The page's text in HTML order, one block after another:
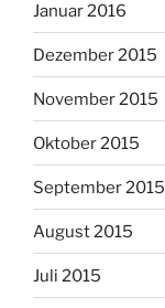
Januar 2016
Dezember 2015
November 2015
Oktober 2015
September 2015
August 2015
Juli 2015